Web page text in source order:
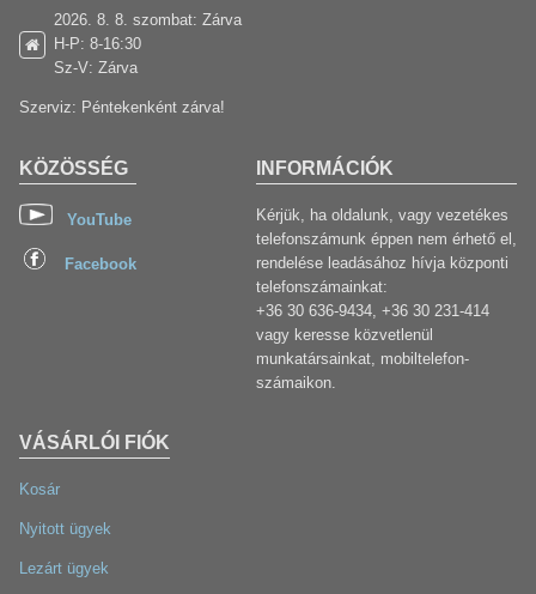
2026. 8. 8. szombat: Zárva
H-P: 8-16:30
Sz-V: Zárva
Szerviz: Péntekenként zárva!
VÁSÁRLÓI FIÓK
Kosár
Nyitott ügyek
Lezárt ügyek
KÖZÖSSÉG
YouTube
Facebook
INFORMÁCIÓK
Kérjük, ha oldalunk, vagy vezetékes
telefonszámunk éppen nem érhető el,
rendelése leadásához hívja központi
telefonszámainkat:
+36 30 636-9434, +36 30 231-414
vagy keresse közvetlenül
munkatársainkat, mobiltelefon-
számaikon.